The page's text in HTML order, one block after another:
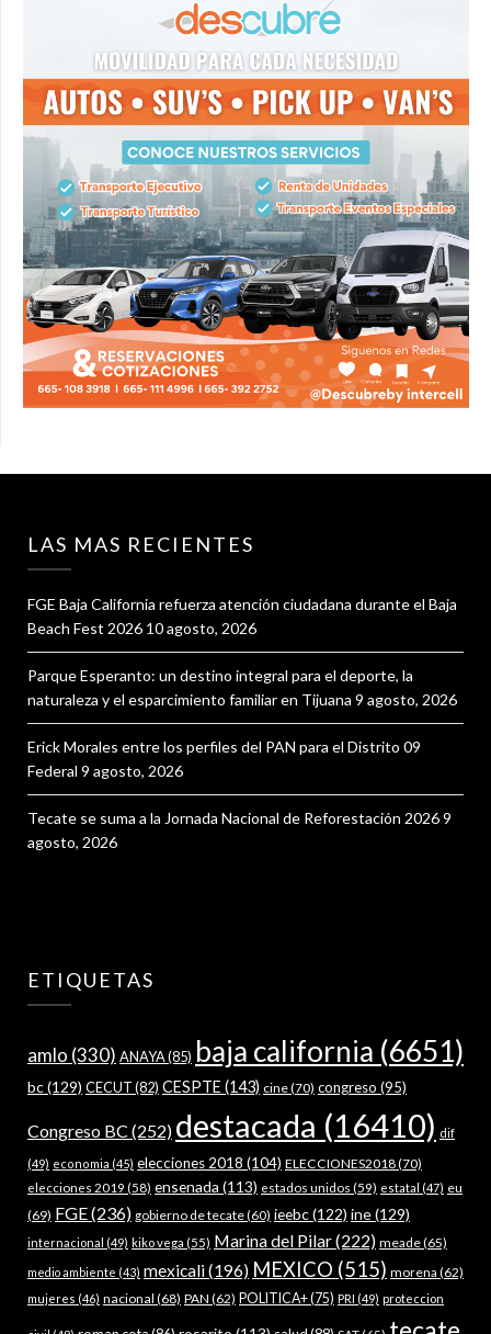
LAS MAS RECIENTES
FGE Baja California refuerza atención ciudadana durante el Baja
Beach Fest 2026 10 agosto, 2026
Parque Esperanto: un destino integral para el deporte, la
naturaleza y el esparcimiento familiar en Tijuana 9 agosto, 2026
Erick Morales entre los perfiles del PAN para el Distrito 09
Federal 9 agosto, 2026
Tecate se suma a la Jornada Nacional de Reforestación 20269
agosto, 2026
ETIQUETAS
amlo (330) ANAYA(85) baja california (6651)
bc(129) CECUT(82) CESPTE (143) cine(70) congreso (95)
Congreso BC (252) destacada (16410) dif
(49) economia (45) elecciones 2018 (104) ELECCIONES2018(70)
elecciones 2019 (58) ensenada (113) estados unidos (59) estatal (47) eu
(69) FGE(236) gobierno de tecate(60) ieebc(122) ine(129)
internacional (49) kiko vega (55) Marina del Pilar(222) meade(65)
medio ambiente (43) mexicali(196) MEXICO (515) morena (62)
mujeres (46) nacional (68) PAN (62) POLITICA+(75) PRI (49) proteccion